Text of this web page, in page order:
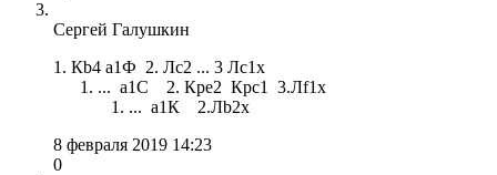
Сергей Галушкин
1. Кb4 a1Ф 2. Лс2 ... 3 Лс1х
1. ... а1С 2. Кре2 Крс1 3.Лf1х
1. ... а1К 2.Лb2х
8 февраля 2019 14:23
0